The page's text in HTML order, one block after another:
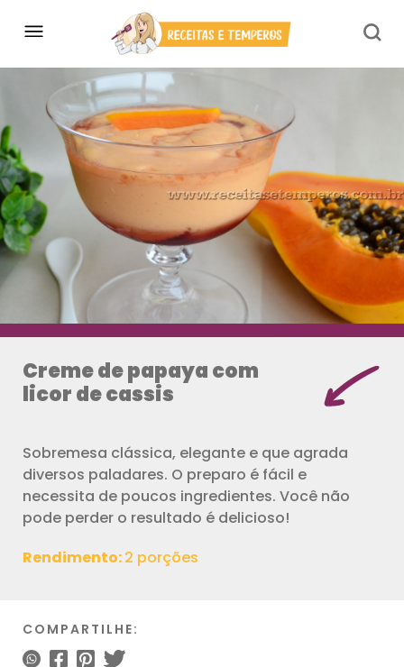
Creme de papaya com
licor de cassis
Sobremesa clássica, elegante e que agrada
diversos paladares. O preparo é fácil e
necessita de poucos ingredientes. Você não
pode perder o resultado é delicioso!
Rendimento:2 porções
COMPARTILHE: